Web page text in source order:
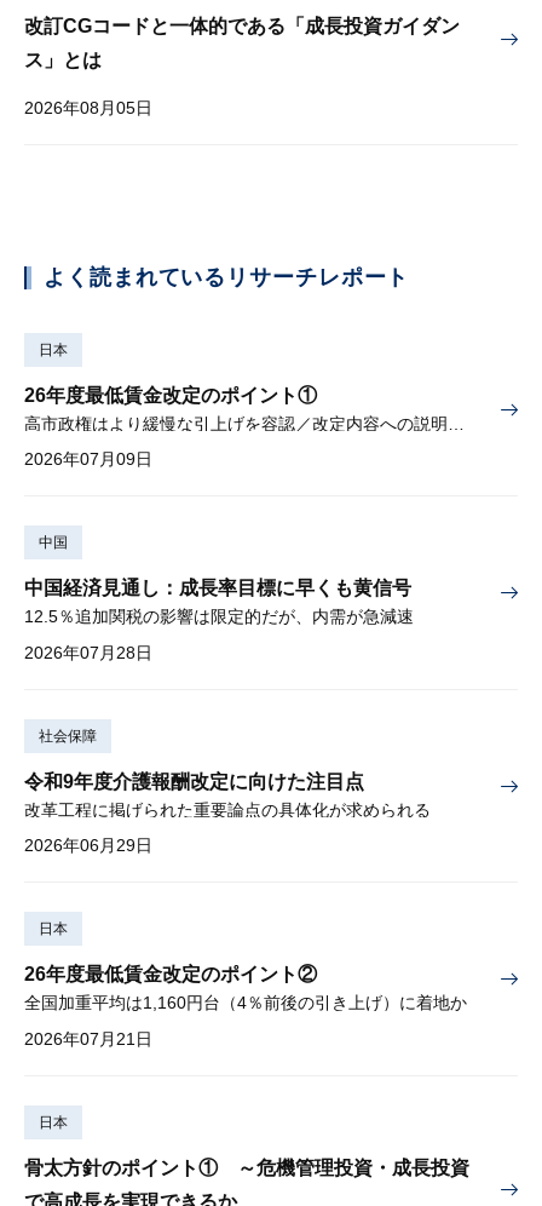
改訂CGコードと一体的である「成長投資ガイダン
ス」とは
2026年08月05日
よく読まれているリサーチレポート
日本
26年度最低賃金改定のポイント①
2026年07月09日
中国
中国経済見通し：成長率目標に早くも黄信号
12.5％追加関税の影響は限定的だが、内需が急減速
2026年07月28日
社会保障
令和9年度介護報酬改定に向けた注目点
改革工程に掲げられた重要論点の具体化が求められる
2026年06月29日
日本
26年度最低賃金改定のポイント②
全国加重平均は1,160円台（4％前後の引き上げ）に着地か
2026年07月21日
日本
骨太方針のポイント① ～危機管理投資・成長投資
で高成長を実現できるか